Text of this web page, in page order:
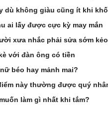
dù không giàu cũng ít khi
ai lấy được cực kỳ may mắn
xưa nhắc phải sửa sớm
với đàn ông có tiền
béo hay mảnh mai?
này thường được quý
làm gì nhất khi tắm?